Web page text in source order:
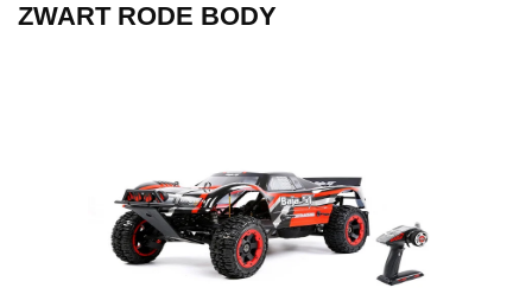
ZWART RODE BODY